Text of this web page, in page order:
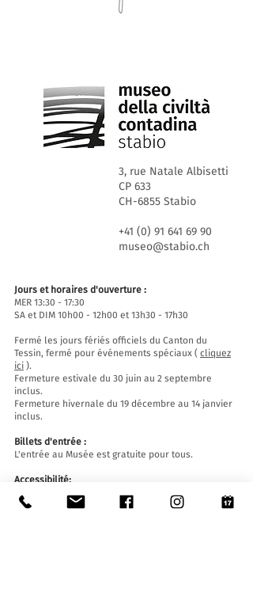
3, rue Natale Albisetti
CP 633
CH-6855 Stabio
+41 (0) 91 641 69 90
museo@stabio.ch
Jours et horaires d'ouverture :
MER 13:30 - 17:30
SA et DIM 10h00 - 12h00 et 13h30 - 17h30
Fermé les jours fériés officiels du Canton du
Tessin, fermé pour événements spéciaux ( cliquez
ici ).
Fermeture estivale du 30 juin au 2 septembre
inclus.
Fermeture hivernale du 19 décembre au 14 janvier
inclus.
Billets d'entrée :
L'entrée au Musée est gratuite pour tous.
Accessibilité:
Le Musée est équipé d'un ascenseur (longueur
140 cm, largeur de porte 90 cm, largeur intérieure